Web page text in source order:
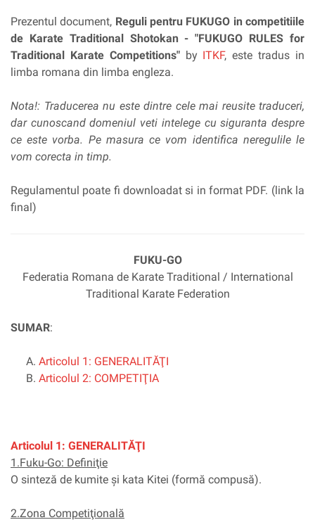
Prezentul document, Reguli pentru FUKUGO in competitiile
de Karate Traditional Shotokan - "FUKUGO RULES for
Traditional Karate Competitions"by ITKF, este tradus in
limba romana din limba engleza.
Nota!: Traducerea nu este dintre cele mai reusite traduceri,
dar cunoscand domeniul veti intelege cu siguranta despre
ce este vorba. Pe masura ce vom identifica neregulile le
vom corecta in timp.
Regulamentul poate fi downloadat si in format PDF. (link la
final)
FUKU-GO
Federatia Romana de Karate Traditional / International
Traditional Karate Federation
SUMAR:
Articolul 1: GENERALITĂŢI
Articolul 2: COMPETIŢIA
Articolul 1: GENERALITĂŢI
1.Fuku-Go: Definiţie
O sinteză de kumite şi kata Kitei (formă compusă).
2.Zona Competiţională